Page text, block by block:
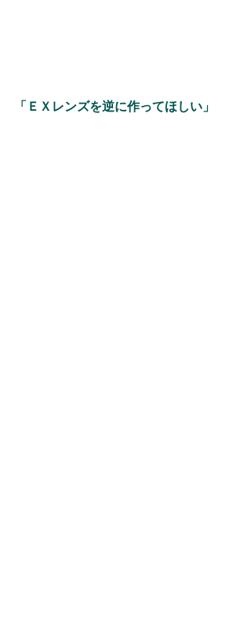
「ＥＸレンズを逆に作ってほしい」